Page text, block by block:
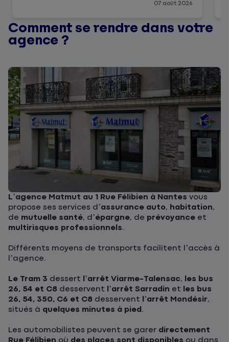
07 août 2026
Comment se rendre dans votre
agence ?
L’agence Matmut au 1 Rue Félibien à Nantes vous
propose ses services d’assurance auto, habitation,
de mutuelle santé, d’épargne, de prévoyance et
multirisques professionnels.
Différents moyens de transports facilitent l’accès à
l’agence.
Le Tram 3 dessert l’arrêt Viarme-Talensac, les bus
26, 54 et C8 desservent l’arrêt Sarradin et les bus
26, 54, 350, C6 et C8 desservent l’arrêt Mondésir,
situés à quelques minutes à pied .
Les automobilistes peuvent se garer directement